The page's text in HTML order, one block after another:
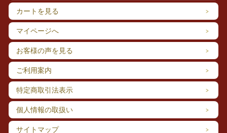
カートを見る
マイページへ
お客様の声を見る
ご利用案内
特定商取引法表示
個人情報の取扱い
サイトマップ